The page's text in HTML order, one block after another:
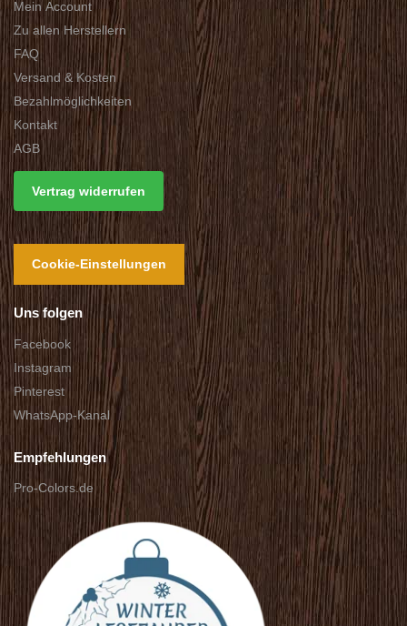
Mein Account
Zu allen Herstellern
FAQ
Versand & Kosten
Bezahlmöglichkeiten
Kontakt
AGB
Vertrag widerrufen
Cookie-Einstellungen
Uns folgen
Facebook
Instagram
Pinterest
WhatsApp-Kanal
Empfehlungen
Pro-Colors.de